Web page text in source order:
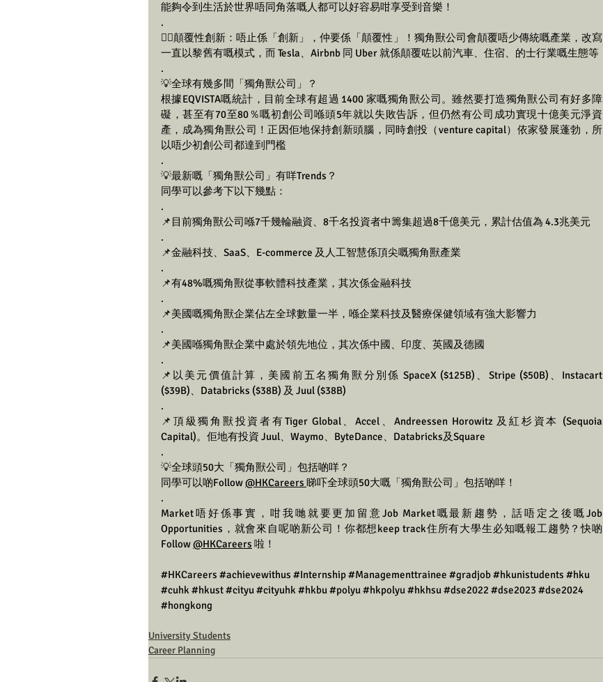
能夠令到生活於世界唔同角落嘅人都可以好容易咁享受到音樂！
.
👉🏻顛覆性創新：唔止係「創新」，仲要係「顛覆性」！獨角獸公司會顛覆唔少傳統嘅產業，改寫
一直以黎舊有嘅模式，而 Tesla、Airbnb 同 Uber 就係顛覆咗以前汽車、住宿、的士行業嘅生態等
.
💡全球有幾多間「獨角獸公司」？
根據EQVISTA嘅統計，目前全球有超過 1400 家嘅獨角獸公司。雖然要打造獨角獸公司有好多障
礙，甚至有70至80％嘅初創公司喺頭5年就以失敗告訴，但仍然有公司成功實現十億美元淨資
產，成為獨角獸公司！正因佢地保持創新頭腦，同時創投（venture capital）依家發展蓬勃，所
以唔少初創公司都達到門檻
.
💡最新嘅「獨角獸公司」有咩Trends？
同學可以參考下以下幾點：
.
📌目前獨角獸公司喺7千幾輪融資、8千名投資者中籌集超過8千億美元，累計估值為 4.3兆美元
.
📌金融科技、SaaS、E-commerce 及人工智慧係頂尖嘅獨角獸產業
.
📌有48%嘅獨角獸從事軟體科技產業，其次係金融科技
.
📌美國嘅獨角獸企業佔左全球數量一半，喺企業科技及醫療保健領域有強大影響力
.
📌美國喺獨角獸企業中處於領先地位，其次係中國、印度、英國及德國
.
📌以美元價值計算，美國前五名獨角獸分別係 SpaceX ($125B)、Stripe ($50B)、Instacart
($39B)、Databricks ($38B) 及 Juul ($38B)
.
📌頂級獨角獸投資者有Tiger Global、Accel、Andreessen Horowitz 及紅杉資本 (Sequoia
Capital)。佢地有投資 Juul、Waymo、ByteDance、Databricks及Square
.
💡全球頭50大「獨角獸公司」包括啲咩？
同學可以啲Follow @HKCareers 睇吓全球頭50大嘅「獨角獸公司」包括啲咩！
.
Market唔好係事實，咁我哋就要更加留意Job Market嘅最新趨勢，話唔定之後嘅Job
Opportunities，就會來自呢啲新公司！你都想keep track住所有大學生必知嘅報工趨勢？快啲
Follow @HKCareers 啦！
#HKCareers #achievewithus #Internship#Managementtrainee #gradjob#hkunistudents #hku
#cuhk #hkust#cityu#cityuhk #hkbu#polyu#hkpolyu#hkhsu#dse2022 #dse2023 #dse2024
#hongkong
University Students
Career Planning